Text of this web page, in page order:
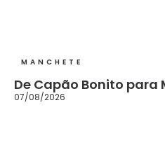
MANCHETE
De Capão Bonito
07/08/2026